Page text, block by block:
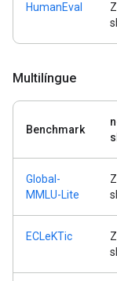
HumanEval
Multilíngue
Benchmark
Global-
MMLU-Lite
ECLeKTic